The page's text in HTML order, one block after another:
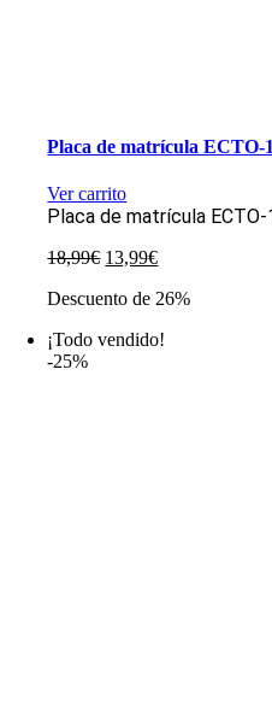
Placa de matrícula ECTO-
Ver carrito
Placa de matrícula
18,99€ El
original
18,99€.
13,99€El
actual
13,99€.
Descuento de 26%
¡Todo vendido!
-25%